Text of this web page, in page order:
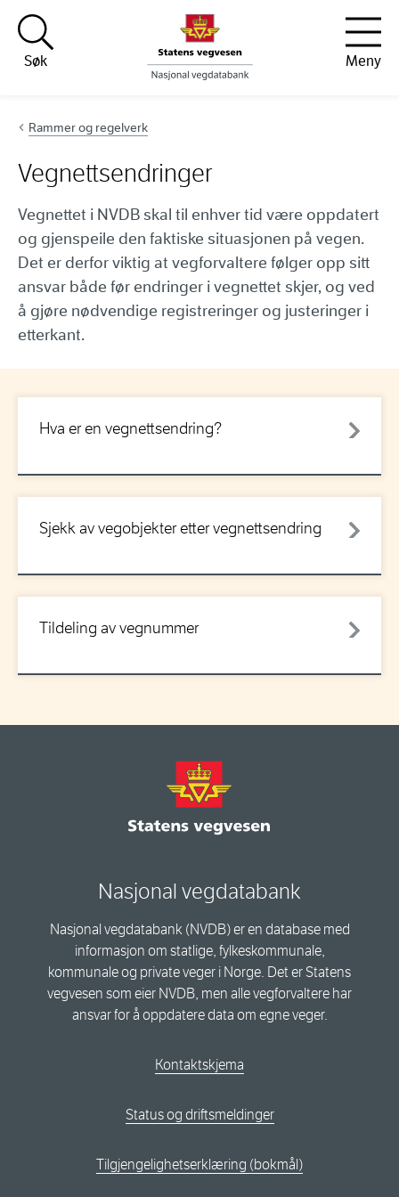
Hopp til innhold
Søk
Meny
Rammer og regelverk
Vegnettsendringer
Vegnettet i NVDB skal til enhver tid være oppdatert
og gjenspeile den faktiske situasjonen på vegen.
Det er derfor viktig at vegforvaltere følger opp sitt
ansvar både før endringer i vegnettet skjer, og ved
å gjøre nødvendige registreringer og justeringer i
etterkant.
Hva er en vegnettsendring?
Sjekk av vegobjekter etter vegnettsendring
Tildeling av vegnummer
Nasjonal vegdatabank
Nasjonal vegdatabank (NVDB) er en database med
informasjon om statlige, fylkeskommunale,
kommunale og private veger i Norge. Det er Statens
vegvesen som eier NVDB, men alle vegforvaltere har
ansvar for å oppdatere data om egne veger.
Kontaktskjema
Status og driftsmeldinger
Tilgjengelighetserklæring (bokmål)